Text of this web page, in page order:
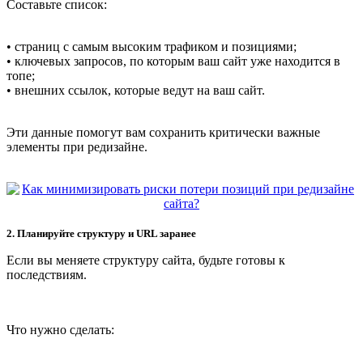
Составьте список:
• страниц с самым высоким трафиком и позициями;
• ключевых запросов, по которым ваш сайт уже находится в
топе;
• внешних ссылок, которые ведут на ваш сайт.
Эти данные помогут вам сохранить критически важные
элементы при редизайне.
2. Планируйте структуру и URL заранее
Если вы меняете структуру сайта, будьте готовы к
последствиям.
Что нужно сделать: